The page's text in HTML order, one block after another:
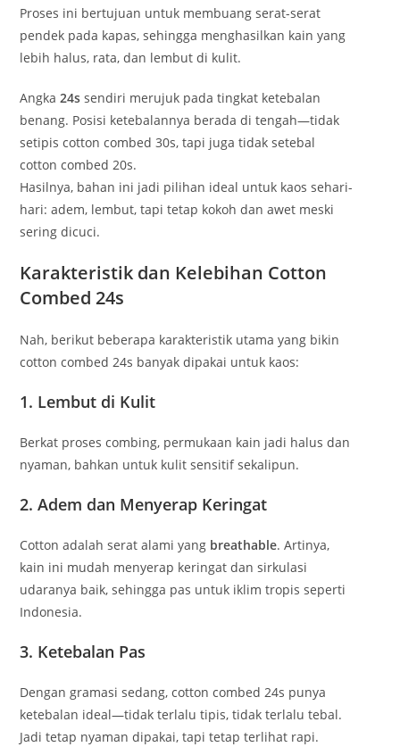
Proses ini bertujuan untuk membuang serat-serat
pendek pada kapas, sehingga menghasilkan kain yang
lebih halus, rata, dan lembut di kulit.
Angka24s sendiri merujuk pada tingkat ketebalan
benang. Posisi ketebalannya berada di tengah—tidak
setipis cotton combed 30s, tapi juga tidak setebal
cotton combed 20s.
Hasilnya, bahan ini jadi pilihan ideal untuk kaos sehari-
hari: adem, lembut, tapi tetap kokoh dan awet meski
sering dicuci.
Karakteristik dan Kelebihan Cotton
Combed 24s
Nah, berikut beberapa karakteristik utama yang bikin
cotton combed 24s banyak dipakai untuk kaos:
1. Lembut di Kulit
Berkat proses combing, permukaan kain jadi halus dan
nyaman, bahkan untuk kulit sensitif sekalipun.
2. Adem dan Menyerap Keringat
Cotton adalah serat alami yang breathable. Artinya,
kain ini mudah menyerap keringat dan sirkulasi
udaranya baik, sehingga pas untuk iklim tropis seperti
Indonesia.
3. Ketebalan Pas
Dengan gramasi sedang, cotton combed 24s punya
ketebalan ideal—tidak terlalu tipis, tidak terlalu tebal.
Jadi tetap nyaman dipakai, tapi tetap terlihat rapi.